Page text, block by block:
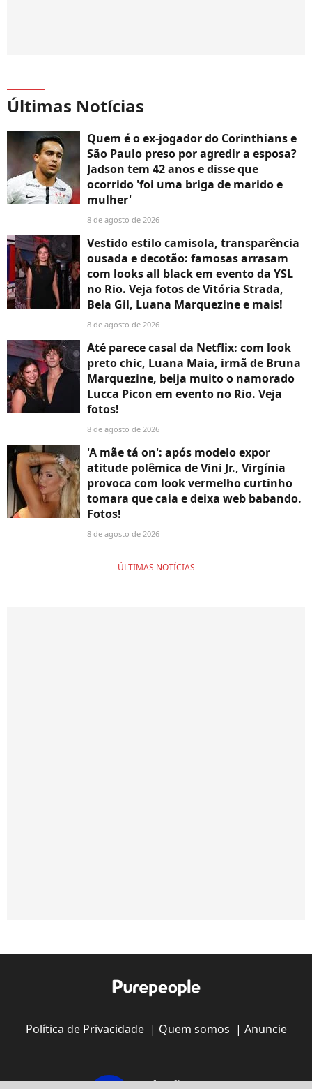
Últimas Notícias
Quem é o ex-jogador do Corinthians e
São Paulo preso por agredir a esposa?
Jadson tem 42 anos e disse que
ocorrido 'foi uma briga de marido e
mulher'
8 de agosto de 2026
Vestido estilo camisola, transparência
ousada e decotão: famosas arrasam
com looks all black em evento da YSL
no Rio. Veja fotos de Vitória Strada,
Bela Gil, Luana Marquezine e mais!
8 de agosto de 2026
Até parece casal da Netflix: com look
preto chic, Luana Maia, irmã de Bruna
Marquezine, beija muito o namorado
Lucca Picon em evento no Rio. Veja
fotos!
8 de agosto de 2026
'A mãe tá on': após modelo expor
atitude polêmica de Vini Jr., Virgínia
provoca com look vermelho curtinho
tomara que caia e deixa web babando.
Fotos!
8 de agosto de 2026
ÚLTIMAS NOTÍCIAS
Política de Privacidade| Quem somos | Anuncie